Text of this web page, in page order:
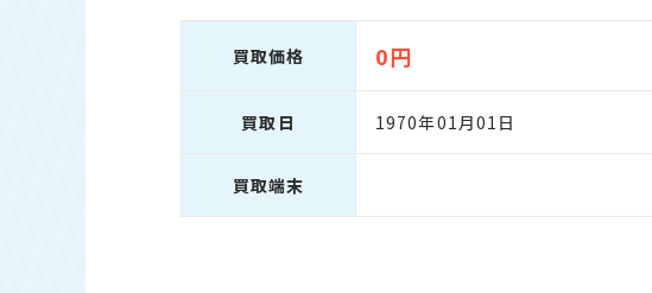
買取価格 0円
買取日 1970年01月01日
買取端末